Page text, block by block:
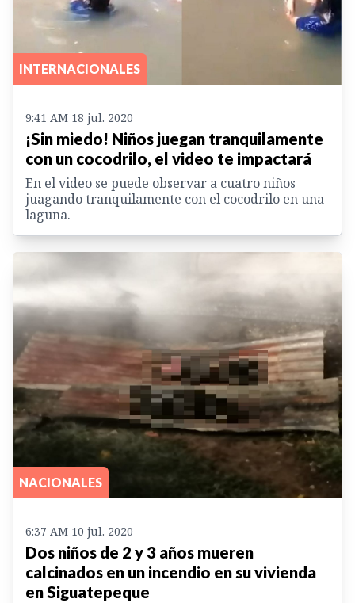
INTERNACIONALES
9:41 AM 18 jul. 2020
¡Sin miedo! Niños juegan tranquilamente
con un cocodrilo, el video te impactará
En el video se puede observar a cuatro niños
juagando tranquilamente con el cocodrilo en una
laguna.
NACIONALES
6:37 AM 10 jul. 2020
Dos niños de 2 y 3 años mueren
calcinados en un incendio en su vivienda
en Siguatepeque